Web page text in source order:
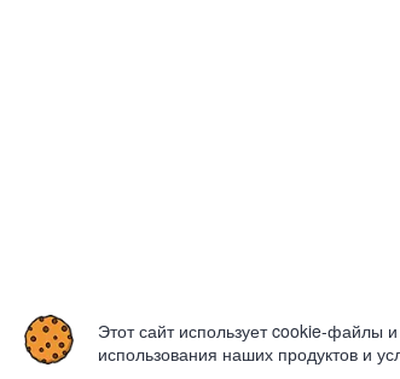
Этот сайт использует cookie-файлы
использования наших продуктов и